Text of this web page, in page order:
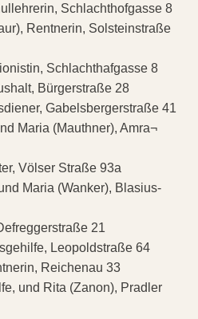
Schlachthofgasse 8
Rentnerin, Solsteinstraße
Schlachthafgasse 8
Bürgerstraße 28
Gabelsbergerstraße 41
Maria (Mauthner), Amra¬
Völser Straße 93a
Maria (Wanker), Blasius-
21
Leopoldstraße 64
Reichenau 33
und Rita (Zanon), Pradler